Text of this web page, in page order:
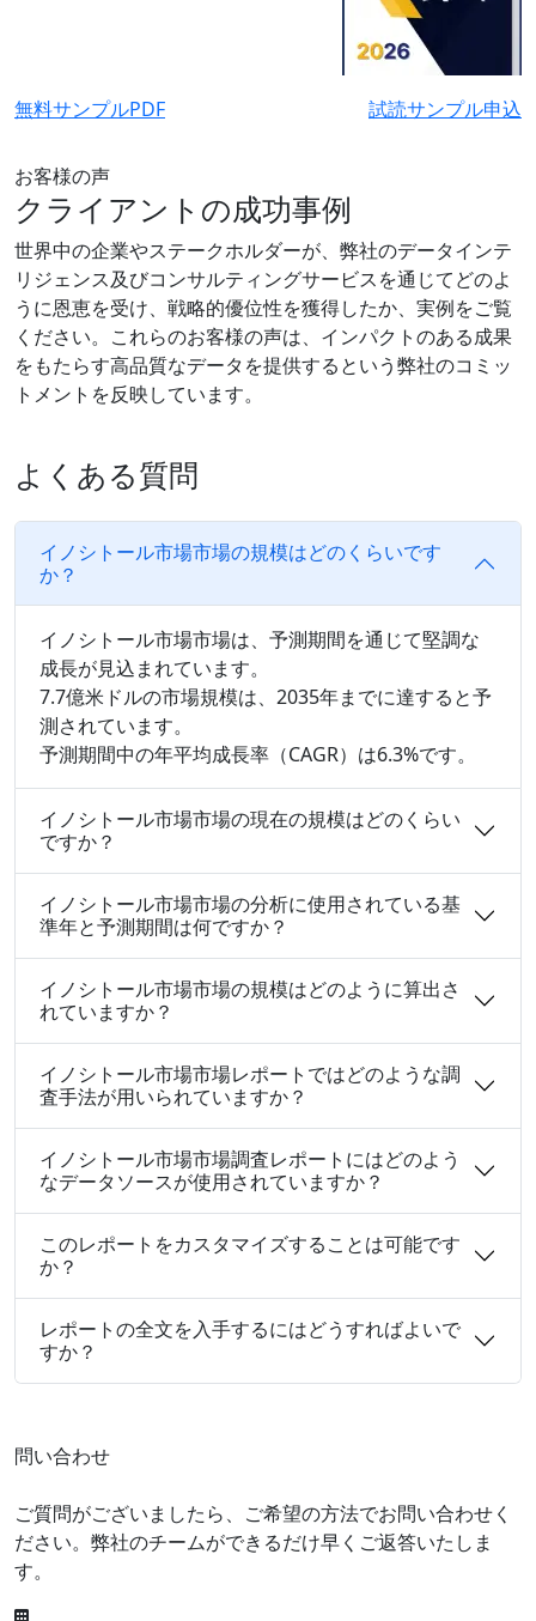
無料サンプルPDF 試読サンプル申込
お客様の声
クライアントの成功事例
世界中の企業やステークホルダーが、弊社のデータインテ
リジェンス及びコンサルティングサービスを通じてどのよ
うに恩恵を受け、戦略的優位性を獲得したか、実例をご覧
ください。これらのお客様の声は、インパクトのある成果
をもたらす高品質なデータを提供するという弊社のコミッ
トメントを反映しています。
よくある質問
イノシトール市場市場の規模はどのくらいです
か？
イノシトール市場市場は、予測期間を通じて堅調な
成長が見込まれています。
7.7億米ドルの市場規模は、2035年までに達すると予
測されています。
予測期間中の年平均成長率（CAGR）は6.3%です。
イノシトール市場市場の現在の規模はどのくらい
ですか？
イノシトール市場市場の分析に使用されている基
準年と予測期間は何ですか？
イノシトール市場市場の規模はどのように算出さ
れていますか？
イノシトール市場市場レポートではどのような調
査手法が用いられていますか？
イノシトール市場市場調査レポートにはどのよう
なデータソースが使用されていますか？
このレポートをカスタマイズすることは可能です
か？
レポートの全文を入手するにはどうすればよいで
すか？
問い合わせ
ご質問がございましたら、ご希望の方法でお問い合わせく
ださい。弊社のチームができるだけ早くご返答いたしま
す。